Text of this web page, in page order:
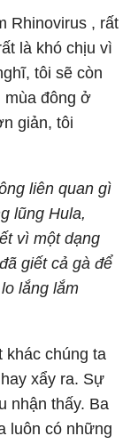
Rhinovirus , rất
là khó chịu vì
tôi sẽ còn
mùa đông ở
giản, tôi
liên quan gì
lũng Hula,
vì một dạng
giết cả gà để
lắng lắm
khác chúng ta
xẩy ra. Sự
nhận thấy. Ba
luôn có những